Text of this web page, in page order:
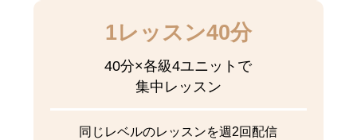
1レッスン40分
40分×各級4ユニットで
集中レッスン
同じレベルのレッスンを週2回配信